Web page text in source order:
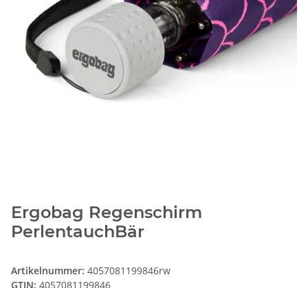
Ergobag Regenschirm
PerlentauchBär
Artikelnummer: 4057081199846rw
GTIN: 4057081199846